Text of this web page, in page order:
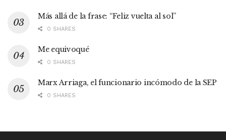
Más allá de la frase: “Feliz vuelta al sol”
0 SHARES
Me equivoqué
0 SHARES
Marx Arriaga, el funcionario incómodo de la SEP
0 SHARES